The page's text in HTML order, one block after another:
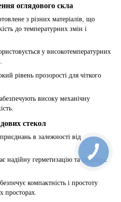
оглядового скла
з різних матеріалів, що
до температурних змін і
у високотемпературних
рівень прозорості для чіткого
високу механічну
стекол
в залежності від
надійну герметизацію та спрощує
компактність і простоту
просторах.